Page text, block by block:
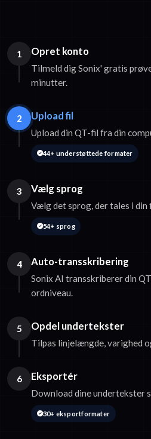
1 Opret konto
Tilmeld dig Sonix' gratis
minutter.
2 Upload fil
Upload din QT-fil fra din
44+ understøttede formater
3 Vælg sprog
Vælg det sprog, der tales i din
54+ sprog
4 Auto-transskribering
Sonix AI transskriberer din
ordniveau.
5 Opdel undertekster
Tilpas linjelængde, varighed
6 Eksportér
Download dine undertekster
30+ eksportformater